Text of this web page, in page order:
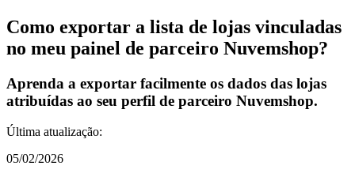
Como exportar a lista de lojas vinculadas
no meu painel de parceiro Nuvemshop?
Aprenda a exportar facilmente os dados das lojas
atribuídas ao seu perfil de parceiro Nuvemshop.
Última atualização:
05/02/2026